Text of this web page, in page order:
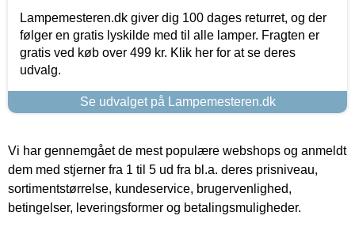
Lampemesteren.dk giver dig 100 dages returret, og der
følger en gratis lyskilde med til alle lamper. Fragten er
gratis ved køb over 499 kr. Klik her for at se deres
udvalg.
Se udvalget på Lampemesteren.dk
Vi har gennemgået de mest populære webshops og anmeldt
dem med stjerner fra 1 til 5 ud fra bl.a. deres prisniveau,
sortimentstørrelse, kundeservice, brugervenlighed,
betingelser, leveringsformer og betalingsmuligheder.